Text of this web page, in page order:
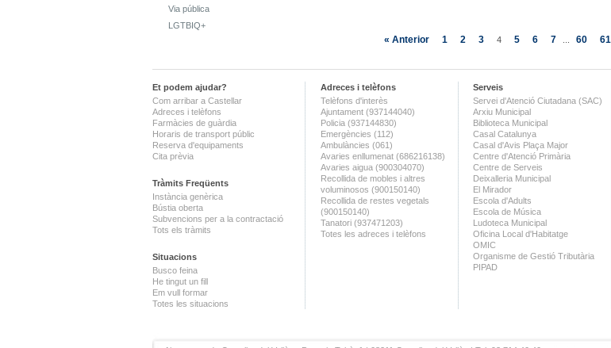
Via pública
LGTBIQ+
« Anterior 1 2 3 4 5 6 7 60 61
Et podem ajudar?
Com arribar a Castellar
Adreces i telèfons
Farmàcies de guàrdia
Horaris de transport públic
Reserva d'equipaments
Cita prèvia
Tràmits Freqüents
Instància genèrica
Bústia oberta
Subvencions per a la contractació
Tots els tràmits
Situacions
Busco feina
He tingut un fill
Em vull formar
Totes les situacions
Adreces i telèfons
Telèfons d'interès
Ajuntament (937144040)
Policia (937144830)
Emergències (112)
Ambulàncies (061)
Avaries enllumenat (686216138)
Avaries aigua (900304070)
Recollida de mobles i altres
voluminosos (900150140)
Recollida de restes vegetals
(900150140)
Tanatori (937471203)
Totes les adreces i telèfons
Serveis
Servei d'Atenció Ciutadana (SAC)
Arxiu Municipal
Biblioteca Municipal
Casal Catalunya
Casal d'Avis Plaça Major
Centre d'Atenció Primària
Centre de Serveis
Deixalleria Municipal
El Mirador
Escola d'Adults
Escola de Música
Ludoteca Municipal
Oficina Local d'Habitatge
OMIC
Organisme de Gestió Tributària
PIPAD